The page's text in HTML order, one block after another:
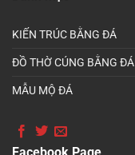
KIẾN TRÚC BẰNG ĐÁ
ĐỒ THỜ CÚNG BẰNG ĐÁ
MẪU MỘ ĐÁ